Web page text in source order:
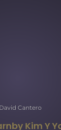
David Cantero
Kim Y